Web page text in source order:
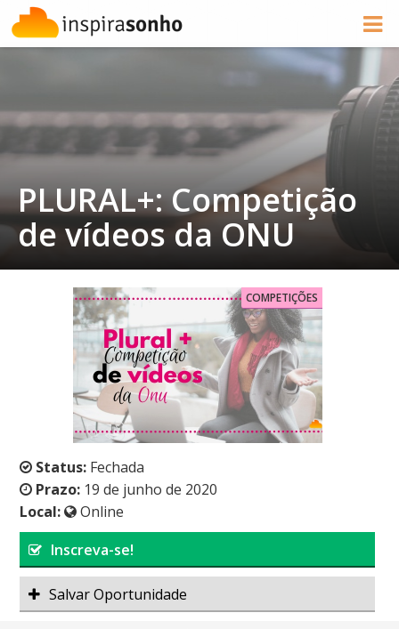
PLURAL+: Competição
de vídeos da ONU
COMPETIÇÕES
Status: Fechada
Prazo: 19 de junho de 2020
Local:
Online
Inscreva-se!
Salvar Oportunidade